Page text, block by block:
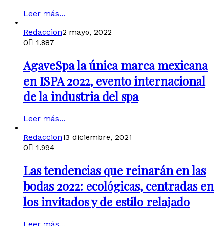
Leer más...
Redaccion2 mayo, 2022
0
1.887
AgaveSpa la única marca mexicana
en ISPA 2022, evento internacional
de la industria del spa
Leer más...
Redaccion13 diciembre, 2021
0
1.994
Las tendencias que reinarán en las
bodas 2022: ecológicas, centradas en
los invitados y de estilo relajado
Leer más...